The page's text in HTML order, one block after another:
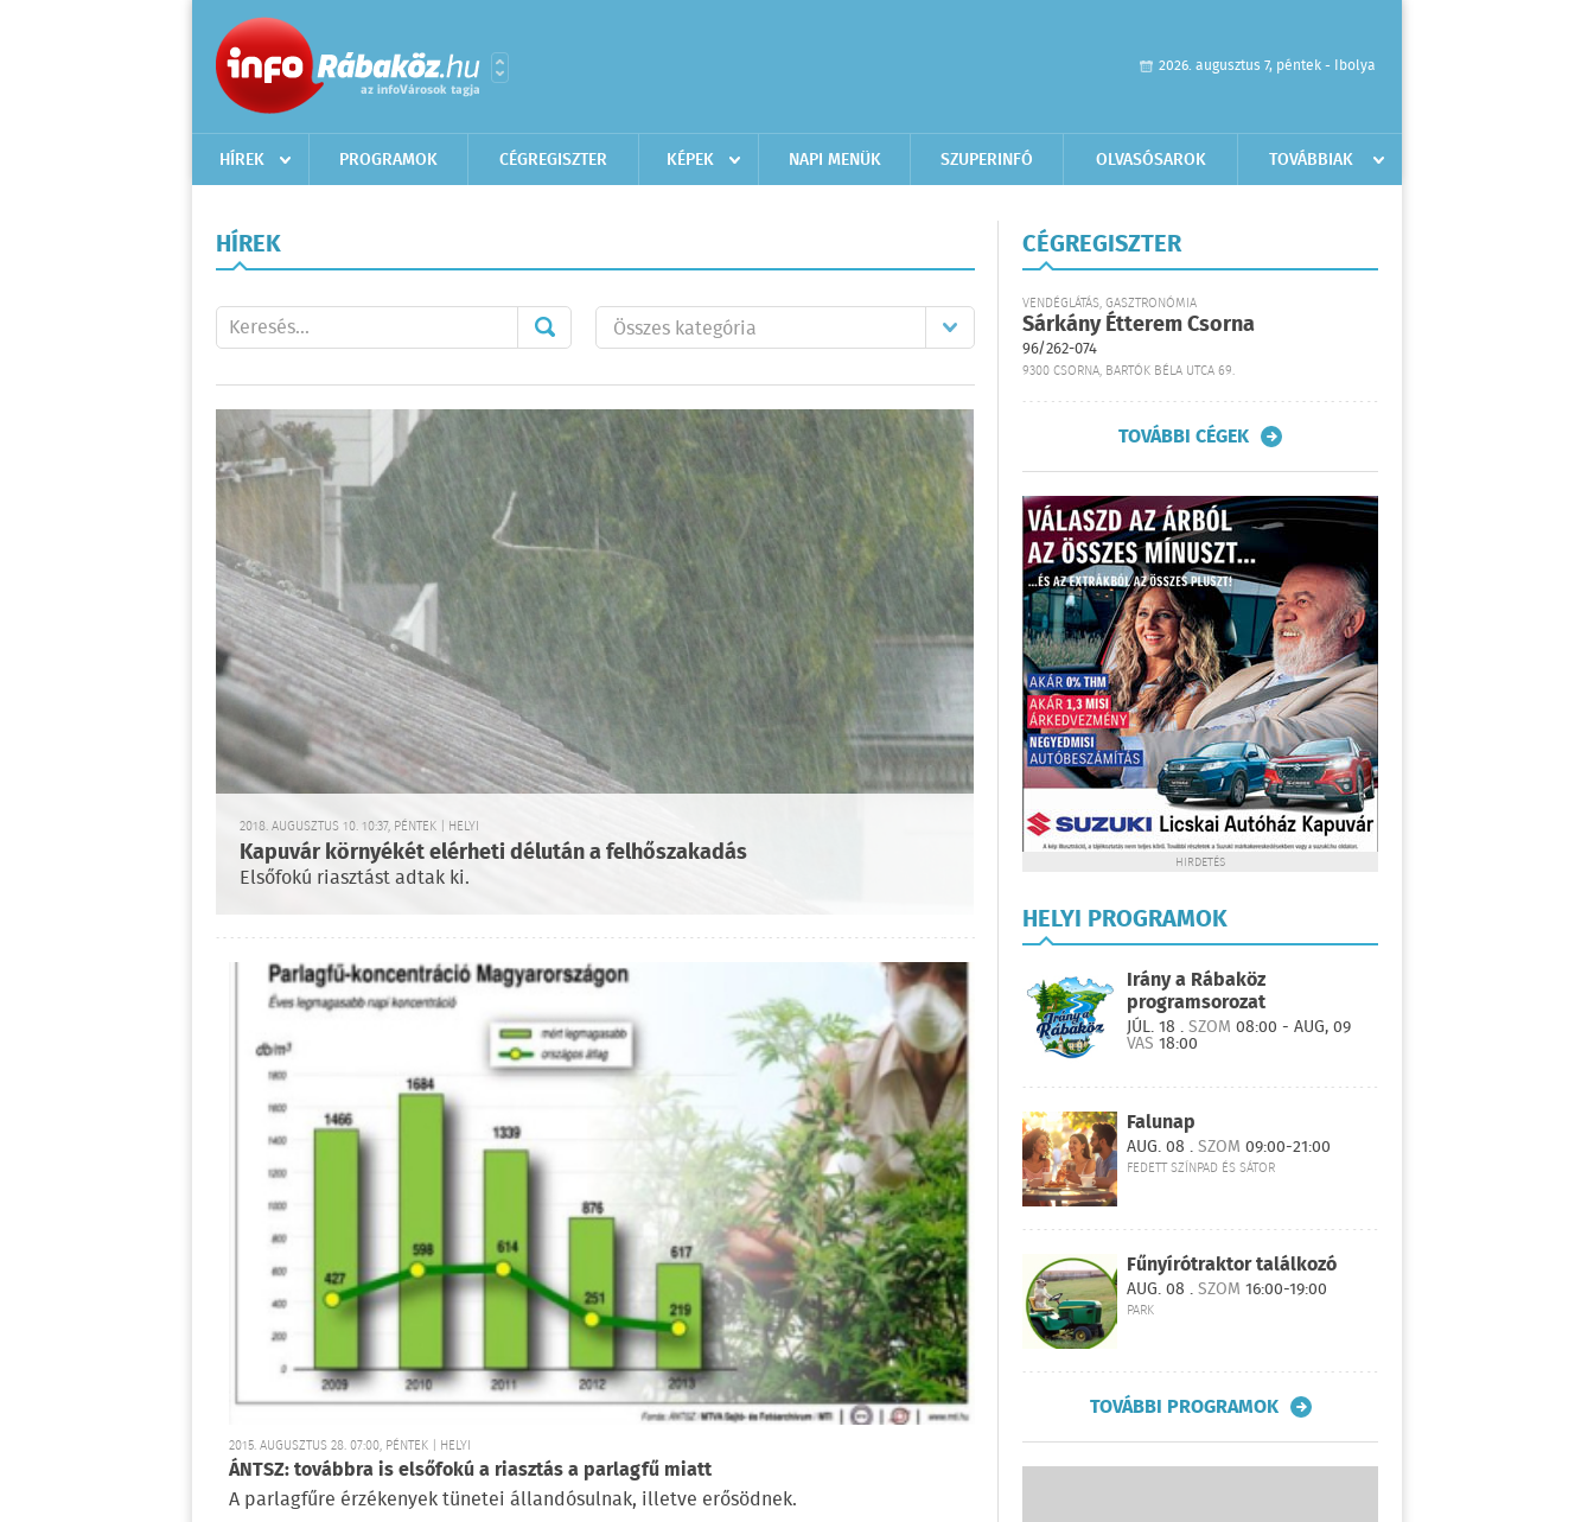
2026. augusztus 7, péntek - Ibolya
HÍREK PROGRAMOK CÉGREGISZTER KÉPEK NAPI MENÜK SZUPERINFÓ OLVASÓSAROK TOVÁBBIAK
HÍREK
2018. AUGUSZTUS 10. 10:37, PÉNTEK | HELYI
Kapuvár környékét elérheti délután a felhőszakadás
Elsőfokú riasztást adtak ki.
2015. AUGUSZTUS 28. 07:00, PÉNTEK | HELYI
ÁNTSZ: továbbra is elsőfokú a riasztás a parlagfű miatt
A parlagfűre érzékenyek tünetei állandósulnak, illetve erősödnek.
CÉGREGISZTER
VENDÉGLÁTÁS, GASZTRONÓMIA
Sárkány Étterem Csorna
96/262-074
9300 CSORNA, BARTÓK BÉLA UTCA 69.
TOVÁBBI CÉGEK
HIRDETÉS
HELYI PROGRAMOK
Irány a Rábaköz
programsorozat
JÚL. 18 .SZOM 08:00 - AUG, 09
VAS 18:00
Falunap
AUG. 08 .SZOM 09:00-21:00
FEDETT SZÍNPAD ÉS SÁTOR
Fűnyírótraktor találkozó
AUG. 08 .SZOM 16:00-19:00
PARK
TOVÁBBI PROGRAMOK